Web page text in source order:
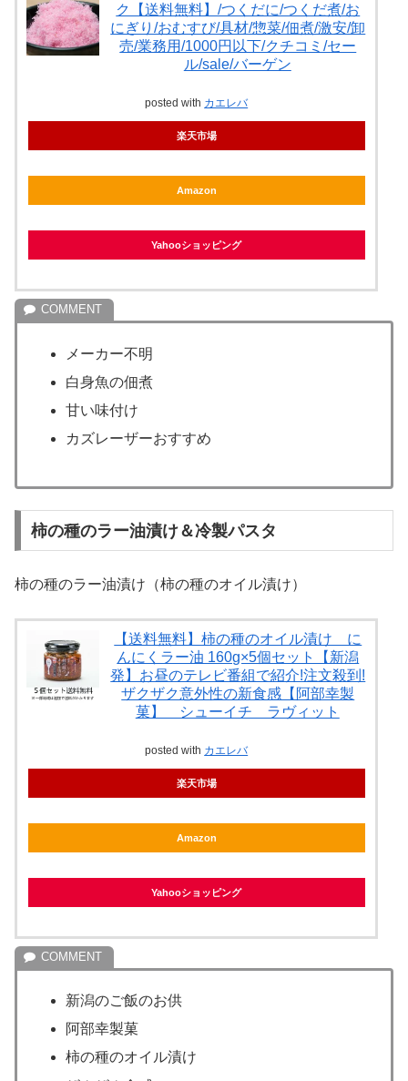
ク【送料無料】/つくだに/つくだ煮/お
にぎり/おむすび/具材/惣菜/佃煮/激安/卸
売/業務用/1000円以下/クチコミ/セー
ル/sale/バーゲン
posted with カエレバ
楽天市場
Amazon
Yahooショッピング
メーカー不明
白身魚の佃煮
甘い味付け
カズレーザーおすすめ
柿の種のラー油漬け＆冷製パスタ
柿の種のラー油漬け（柿の種のオイル漬け）
【送料無料】柿の種のオイル漬け に
んにくラー油 160g×5個セット【新潟
発】お昼のテレビ番組で紹介!注文殺到!
ザクザク意外性の新食感【阿部幸製
菓】 シューイチ ラヴィット
posted with カエレバ
楽天市場
Amazon
Yahooショッピング
新潟のご飯のお供
阿部幸製菓
柿の種のオイル漬け